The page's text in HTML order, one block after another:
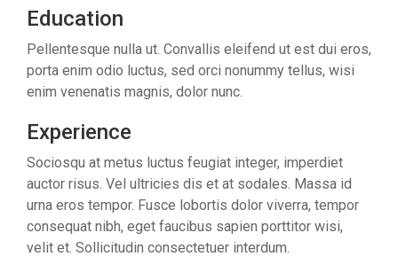
Education
Pellentesque nulla ut. Convallis eleifend ut est dui eros,
porta enim odio luctus, sed orci nonummy tellus, wisi
enim venenatis magnis, dolor nunc.
Experience
Sociosqu at metus luctus feugiat integer, imperdiet
auctor risus. Vel ultricies dis et at sodales. Massa id
urna eros tempor. Fusce lobortis dolor viverra, tempor
consequat nibh, eget faucibus sapien porttitor wisi,
velit et. Sollicitudin consectetuer interdum.